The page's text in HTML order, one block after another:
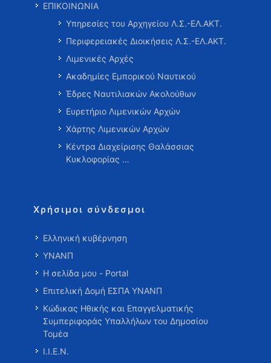
ΕΠΙΚΟΙΝΩΝΙΑ
Υπηρεσίες του Αρχηγείου Λ.Σ.-ΕΛ.ΑΚΤ.
Περιφερειακές Διοικήσεις Λ.Σ.-ΕΛ.ΑΚΤ.
Λιμενικές Αρχές
Ακαδημίες Εμπορικού Ναυτικού
Έδρες Ναυτιλιακών Ακολούθων
Ευρετήριο Λιμενικών Αρχών
Χάρτης Λιμενικών Αρχών
Κέντρα Διαχείρισης Θαλάσσιας
Κυκλοφορίας …
Χρήσιμοι σύνδεσμοι
Ελληνική κυβέρνηση
ΥΝΑΝΠ
Η σελίδα μου - Portal
Επιτελική Δομή ΕΣΠΑ ΥΝΑΝΠ
Κώδικας Ηθικής και Επαγγελματικής
Συμπεριφοράς Υπαλλήλων του Δημοσίου
Τομέα
Ι.Ι.Ε.Ν.